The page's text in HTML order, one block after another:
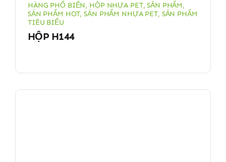
HÀNG PHỔ BIẾN, HỘP NHỰA PET,SẢN PHẨM,
SẢN PHẨM HOT,SẢN PHẨM NHỰA PET, SẢN PHẨM
TIÊU BIỂU
HỘP H144